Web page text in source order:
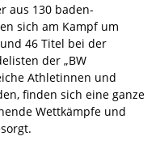
aus 130 baden-
sich am Kampf um
46 Titel bei der
der „BW
Athletinnen und
finden sich eine ganze
Wettkämpfe und